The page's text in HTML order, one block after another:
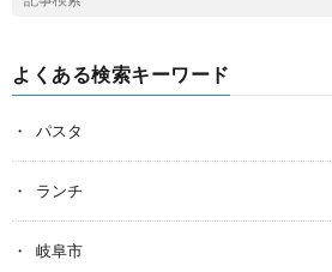
よくある検索キーワード
パスタ
ランチ
岐阜市